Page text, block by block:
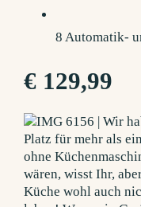
8 Automatik-
€ 129,99